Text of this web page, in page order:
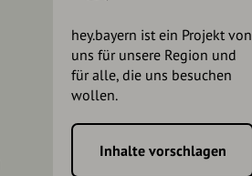
hey.bayern ist ein Projekt von
uns für unsere Region und
für alle, die uns besuchen
wollen.
Inhalte vorschlagen